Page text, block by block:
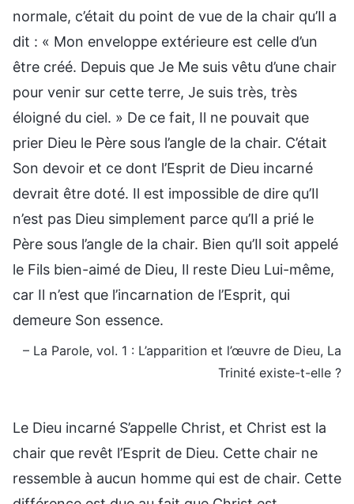
normale, c’était du point de vue de la chair qu’Il a
dit : « Mon enveloppe extérieure est celle d’un
être créé. Depuis que Je Me suis vêtu d’une chair
pour venir sur cette terre, Je suis très, très
éloigné du ciel. » De ce fait, Il ne pouvait que
prier Dieu le Père sous l’angle de la chair. C’était
Son devoir et ce dont l’Esprit de Dieu incarné
devrait être doté. Il est impossible de dire qu’Il
n’est pas Dieu simplement parce qu’Il a prié le
Père sous l’angle de la chair. Bien qu’Il soit appelé
le Fils bien-aimé de Dieu, Il reste Dieu Lui-même,
car Il n’est que l’incarnation de l’Esprit, qui
demeure Son essence.
– La Parole, vol. 1 : L’apparition et l’œuvre de Dieu, La
Trinité existe-t-elle ?
Le Dieu incarné S’appelle Christ, et Christ est la
chair que revêt l’Esprit de Dieu. Cette chair ne
ressemble à aucun homme qui est de chair. Cette